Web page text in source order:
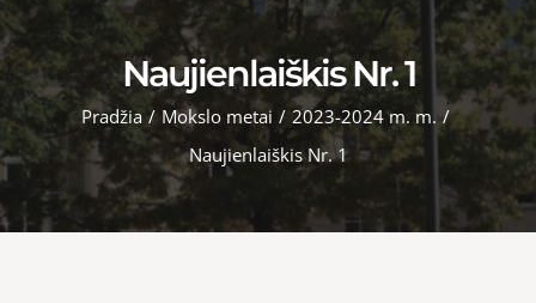
Naujienlaiškis Nr. 1
Pradžia / Mokslo metai / 2023-2024 m. m. /
Naujienlaiškis Nr. 1